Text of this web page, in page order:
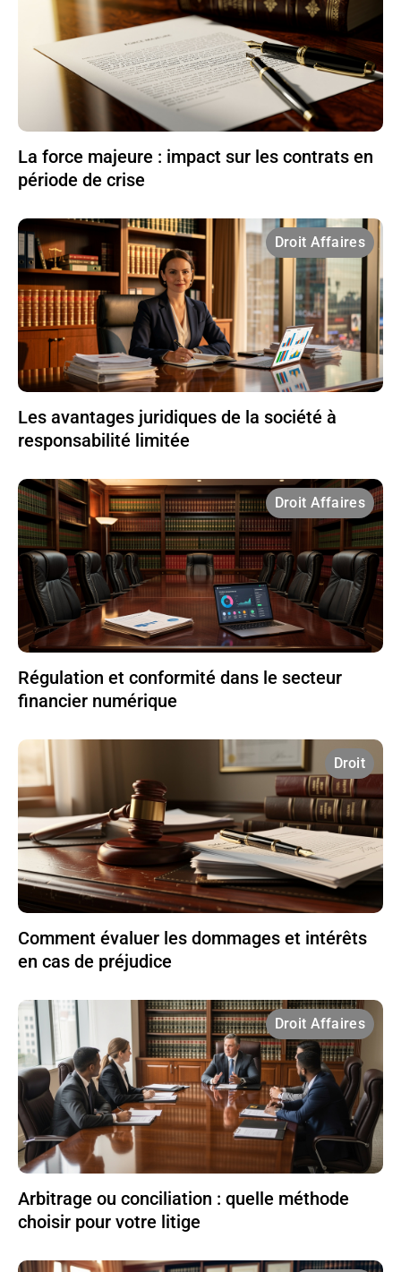
La force majeure : impact sur les contrats en
période de crise
Droit Affaires
Les avantages juridiques de la société à
responsabilité limitée
Droit Affaires
Régulation et conformité dans le secteur
financier numérique
Droit
Comment évaluer les dommages et intérêts
en cas de préjudice
Droit Affaires
Arbitrage ou conciliation : quelle méthode
choisir pour votre litige